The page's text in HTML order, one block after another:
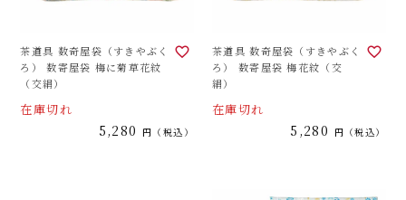
茶道具 数奇屋袋（すきやぶく
ろ） 数寄屋袋 梅に菊草花紋
（交絹）
在庫切れ
5,280 税込
茶道具 数奇屋袋（すきやぶく
ろ） 数寄屋袋 梅花紋（交
絹）
在庫切れ
5,280 税込